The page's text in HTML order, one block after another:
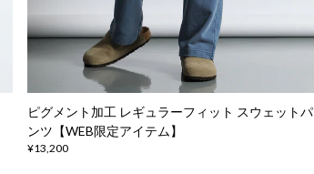
ピグメント加工 レギュラーフィット スウェットパ
ンツ【WEB限定アイテム】
¥13,200